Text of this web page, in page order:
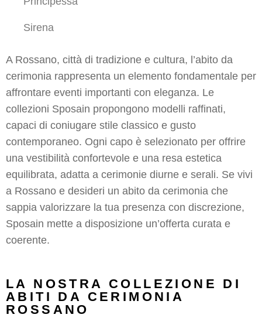
Sirena
A Rossano, città di tradizione e cultura, l’abito da
cerimonia rappresenta un elemento fondamentale per
affrontare eventi importanti con eleganza. Le
collezioni Sposain propongono modelli raffinati,
capaci di coniugare stile classico e gusto
contemporaneo. Ogni capo è selezionato per offrire
una vestibilità confortevole e una resa estetica
equilibrata, adatta a cerimonie diurne e serali. Se vivi
a Rossano e desideri un abito da cerimonia che
sappia valorizzare la tua presenza con discrezione,
Sposain mette a disposizione un’offerta curata e
coerente.
LA NOSTRA COLLEZIONE DI
ABITI DA CERIMONIA
ROSSANO